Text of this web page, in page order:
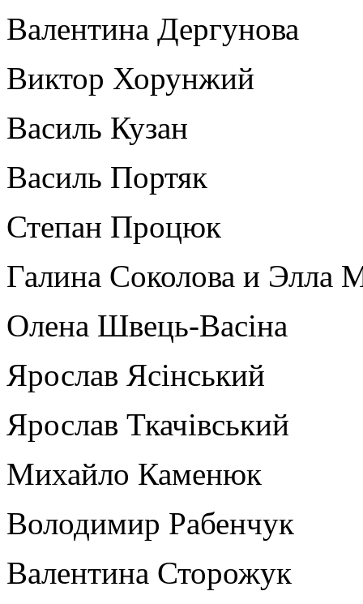
Валентина Дергунова
Виктор Хорунжий
Василь Кузан
Василь Портяк
Степан Процюк
Галина Соколова и Элла
Олена Швець-Васіна
Ярослав Ясінський
Ярослав Ткачівський
Михайло Каменюк
Володимир Рабенчук
Валентина Сторожук